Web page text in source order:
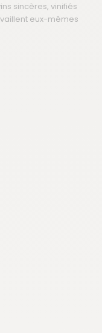
sincères, vinifiés
eux-mêmes